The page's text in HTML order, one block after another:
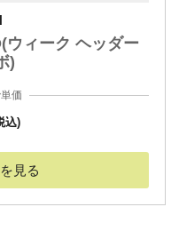
ィーク ヘッダー
)
価
込)
見る